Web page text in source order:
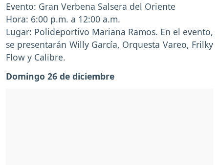
Evento: Gran Verbena Salsera del Oriente
Hora: 6:00 p.m. a 12:00 a.m.
Lugar: Polideportivo Mariana Ramos. En el evento,
se presentarán Willy García, Orquesta Vareo, Frilky
Flow y Calibre.
Domingo 26 de diciembre